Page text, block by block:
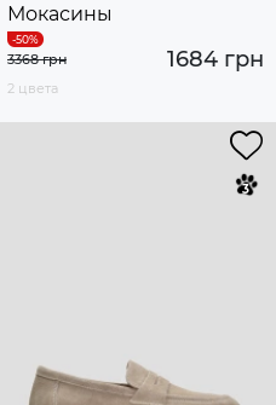
Мокасины
1684 грн
3368 грн
2 цвета